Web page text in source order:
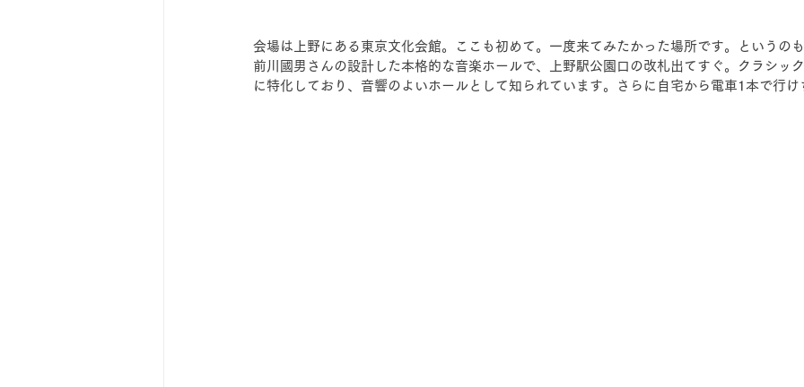
会場は上野にある東京文化会館。ここも初めて。一度来てみたかった場所です。というの
前川國男さんの設計した本格的な音楽ホールで、上野駅公園口の改札出てすぐ。クラシッ
に特化しており、音響のよいホールとして知られています。さらに自宅から電車1本で行け